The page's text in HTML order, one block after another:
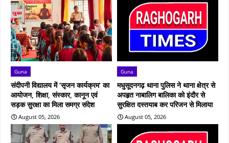
Guna
संदीपनी विद्यालय में ‘सृजन कार्यक्रम’ का
आयोजन, शिक्षा, संस्कार, कानून एवं
सड़क सुरक्षा का मिला समग्र संदेश
August 05, 2026
Guna
मधुसूदनगढ़ थाना पुलिस ने थाना क्षेत्र से
अपहृत नाबालिग बालिका को इंदौर से
सुरक्षित दस्तयाब कर परिजन से मिलाया
August 05, 2026